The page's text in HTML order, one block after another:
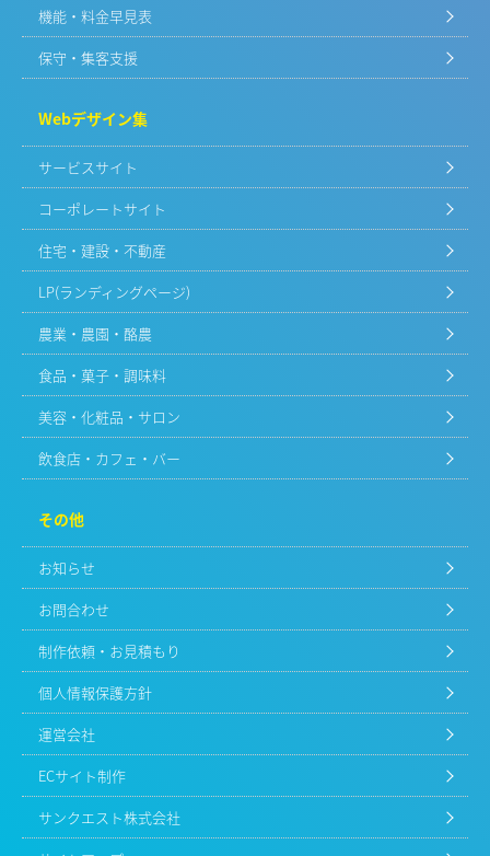
機能・料金早見表
保守・集客支援
Webデザイン集
サービスサイト
コーポレートサイト
住宅・建設・不動産
LP(ランディングページ)
農業・農園・酪農
食品・菓子・調味料
美容・化粧品・サロン
飲食店・カフェ・バー
その他
お知らせ
お問合わせ
制作依頼・お見積もり
個人情報保護方針
運営会社
ECサイト制作
サンクエスト株式会社